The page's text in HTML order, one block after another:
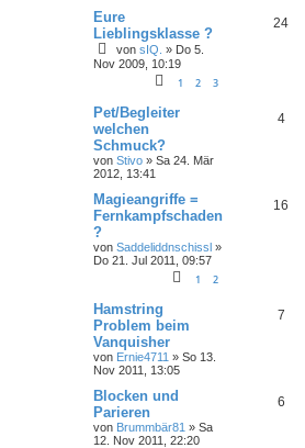
Eure
Lieblingsklasse ?
von sIQ. » Do 5.
Nov 2009, 10:19
1 2 3
24
Pet/Begleiter
welchen
Schmuck?
von Stivo » Sa 24. Mär
2012, 13:41
4
Magieangriffe =
Fernkampfschaden
?
von Saddeliddnschissl »
Do 21. Jul 2011, 09:57
1 2
16
Hamstring
Problem beim
Vanquisher
von Ernie4711 » So 13.
Nov 2011, 13:05
7
Blocken und
Parieren
von Brummbär81 » Sa
12. Nov 2011, 22:20
6